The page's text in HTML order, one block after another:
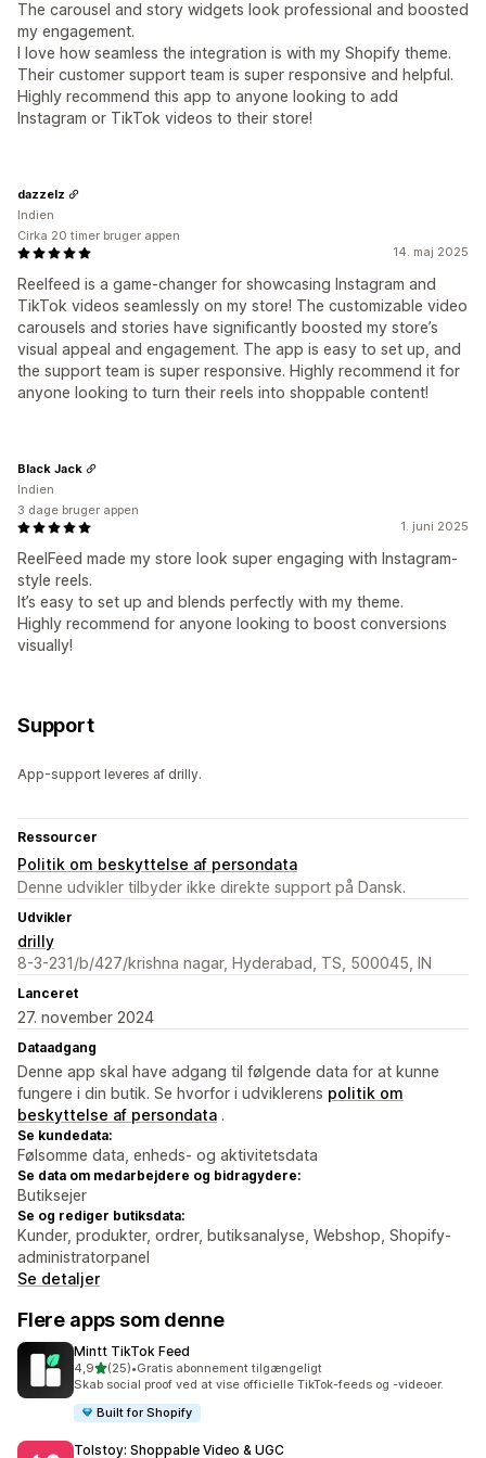
The carousel and story widgets look professional and boosted
my engagement.
I love how seamless the integration is with my Shopify theme.
Their customer support team is super responsive and helpful.
Highly recommend this app to anyone looking to add
Instagram or TikTok videos to their store!
14. maj 2025
Reelfeed is a game-changer for showcasing Instagram and
TikTok videos seamlessly on my store! The customizable video
carousels and stories have significantly boosted my store’s
visual appeal and engagement. The app is easy to set up, and
the support team is super responsive. Highly recommend it for
anyone looking to turn their reels into shoppable content!
dazzelz
Indien
Cirka 20 timer bruger appen
1. juni 2025
ReelFeed made my store look super engaging with Instagram-
style reels.
It’s easy to set up and blends perfectly with my theme.
Highly recommend for anyone looking to boost conversions
visually!
Black Jack
Indien
3 dage bruger appen
Support
App-support leveres af drilly.
Ressourcer
Politik om beskyttelse af persondata
Denne udvikler tilbyder ikke direkte support på Dansk.
Udvikler
drilly
8-3-231/b/427/krishna nagar, Hyderabad, TS, 500045, IN
Lanceret
27. november 2024
Dataadgang
Denne app skal have adgang til følgende data for at kunne
fungere i din butik. Se hvorfor i udviklerens politik om
beskyttelse af persondata .
Se kundedata:
Følsomme data, enheds- og aktivitetsdata
Se data om medarbejdere og bidragydere:
Butiksejer
Se og rediger butiksdata:
Kunder, produkter, ordrer, butiksanalyse, Webshop, Shopify-
administratorpanel
Se detaljer
Flere apps som denne
Mintt TikTok Feed
4,9ud af 5 stjerner
(25)
25 anmeldelser i alt
•Gratis abonnement tilgængeligt
Skab social proof ved at vise officielle TikTok-feeds og -videoer.
Built for Shopify
Tolstoy: Shoppable Video & UGC